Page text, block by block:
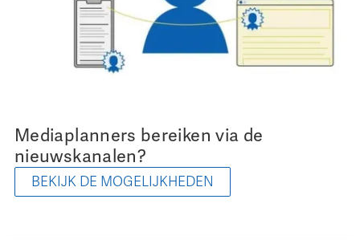
Mediaplanners bereiken via de
nieuwskanalen?
BEKIJK DE MOGELIJKHEDEN